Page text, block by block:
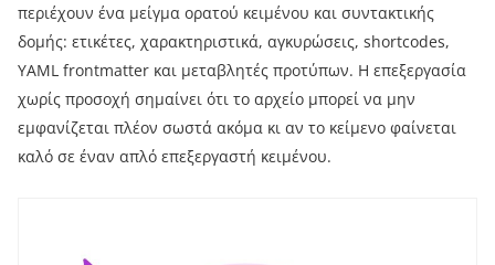
περιέχουν ένα μείγμα ορατού κειμένου και συντακτικής
δομής: ετικέτες, χαρακτηριστικά, αγκυρώσεις, shortcodes,
YAML frontmatter και μεταβλητές προτύπων. Η επεξεργασία
χωρίς προσοχή σημαίνει ότι το αρχείο μπορεί να μην
εμφανίζεται πλέον σωστά ακόμα κι αν το κείμενο φαίνεται
καλό σε έναν απλό επεξεργαστή κειμένου.